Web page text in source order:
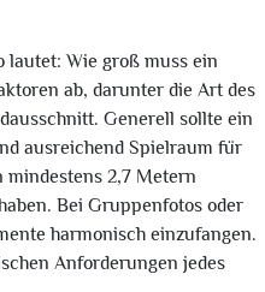
lautet: Wie groß muss ein
ab, darunter die Art des
Generell sollte ein
ausreichend Spielraum für
2,7 Metern
Bei Gruppenfotos oder
harmonisch einzufangen.
Anforderungen jedes